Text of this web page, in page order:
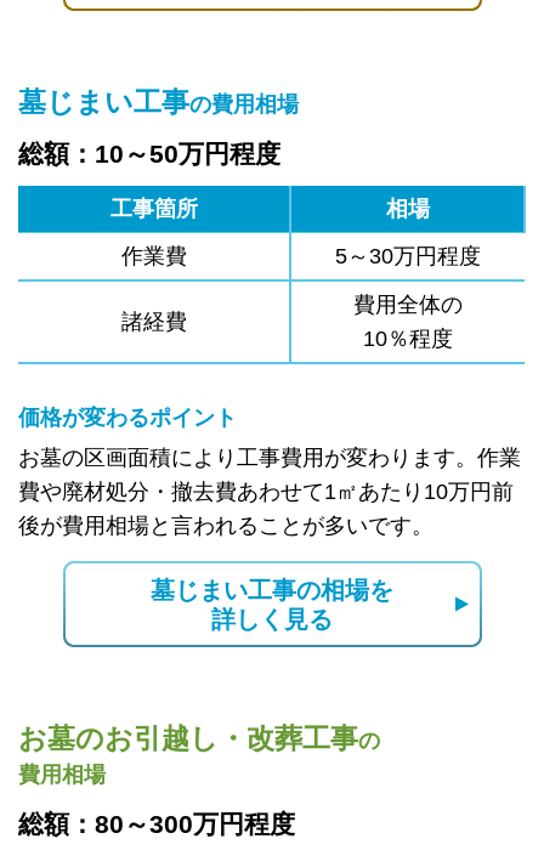
墓じまい工事の費用相場
総額：10～50万円程度
工事箇所
相場
作業費
5～30万円程度
諸経費
費用全体の
10％程度
価格が変わるポイント
お墓の区画面積により工事費用が変わります。作業
費や廃材処分・撤去費あわせて1㎡あたり10万円前
後が費用相場と言われることが多いです。
墓じまい工事の相場を
詳しく見る
お墓のお引越し・改葬工事の
費用相場
総額：80～300万円程度